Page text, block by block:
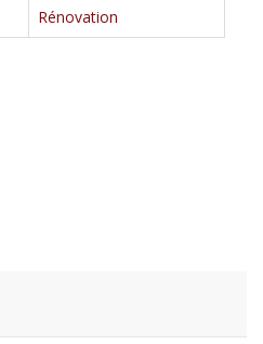
Rénovation